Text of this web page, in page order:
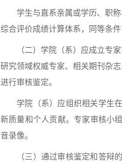
学生与直系亲属或学历、职
综合评价成绩计算体系，同等条件
（二）学院（系）应成立专
研究领域权威专家、相关期刊杂
进行审核鉴定。
学院（系）应组织相关学生
新质量和个人贡献。专家审核小
音录像。
（三）通过审核鉴定和答